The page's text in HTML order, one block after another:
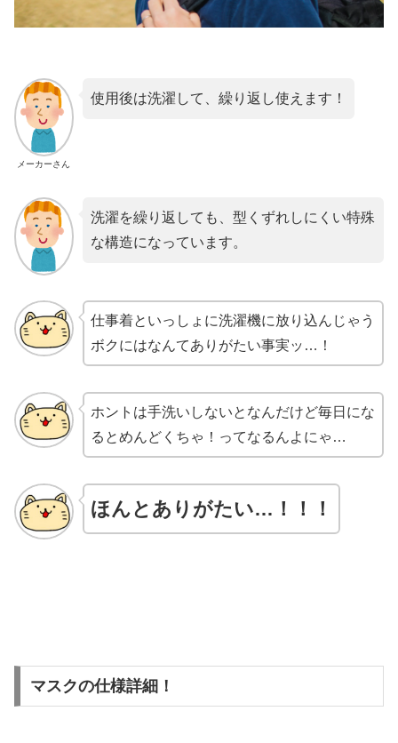
メーカーさん
使用後は洗濯して、繰り返し使えます！
洗濯を繰り返しても、型くずれしにくい特殊
な構造になっています。
仕事着といっしょに洗濯機に放り込んじゃう
ボクにはなんてありがたい事実ッ…！
ホントは手洗いしないとなんだけど毎日にな
るとめんどくちゃ！ってなるんよにゃ…
ほんとありがたい…！！！
マスクの仕様詳細！